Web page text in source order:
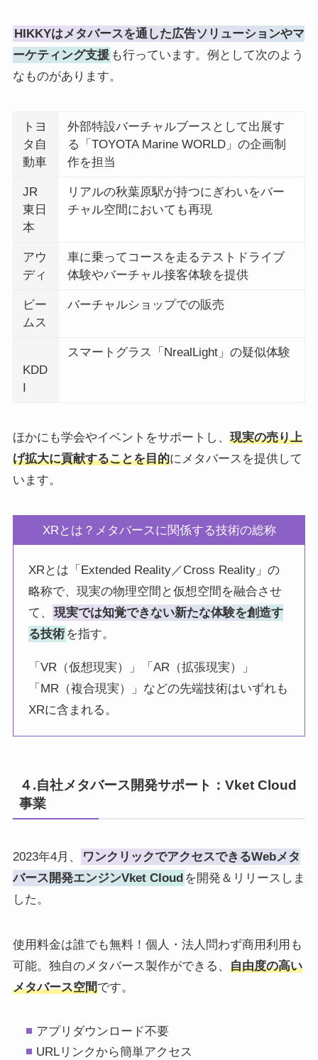
HIKKYはメタバースを通した広告ソリューションやマ
ーケティング支援 も行っています。例として次のよう
なものがあります。
トヨ
タ自
動車
外部特設バーチャルブースとして出展す
る「TOYOTA Marine WORLD」の企画制
作を担当
JR
東日
本
リアルの秋葉原駅が持つにぎわいをバー
チャル空間においても再現
アウ
ディ
車に乗ってコースを走るテストドライブ
体験やバーチャル接客体験を提供
ビー
ムス
バーチャルショップでの販売
KDD
スマートグラス「NrealLight」の疑似体験
ほかにも学会やイベントをサポートし、 現実の売り上
げ拡大に貢献することを目的にメタバースを提供して
います。
XRとは？メタバースに関係する技術の総称
XRとは「Extended Reality／Cross Reality」の
略称で、現実の物理空間と仮想空間を融合させ
て、
現実では知覚できない新たな体験を創造す
る技術 を指す。
「VR（仮想現実）」「AR（拡張現実）」
「MR（複合現実）」などの先端技術はいずれも
XRに含まれる。
４.自社メタバース開発サポート：Vket Cloud
事業
2023年4月、
ワンクリックでアクセスできるWebメタ
バース開発エンジンVket Cloud を開発＆リリースしま
した。
使用料金は誰でも無料！個人・法人問わず商用利用も
可能。独自のメタバース製作ができる、 自由度の高い
メタバース空間です。
アプリダウンロード不要
URLリンクから簡単アクセス